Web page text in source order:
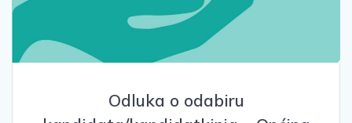
Odluka o odabiru